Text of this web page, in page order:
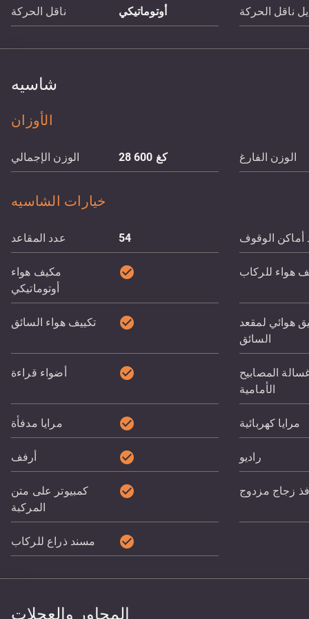
ناقل الحركة أوتوماتيكي ناقل الحركة
شاسيه
الأوزان
الوزن الإجمالي 28 600 كغ الوزن الفارغ
خيارات الشاسيه
عدد المقاعد 54 أماكن الوقوف
مكيف هواء
أوتوماتيكي
check_circle هواء للركاب
تكييف هواء السائق check_circle
هوائي لمقعد
السائق
أضواء قراءة check_circle
المصابيح
الأمامية
مرايا مدفأة check_circle مرايا كهربائية
أرفف check_circle راديو
كمبيوتر على متن
المركبة
check_circle زجاج مزدوج
مسند ذراع للركاب check_circle
المحاور والعجلات